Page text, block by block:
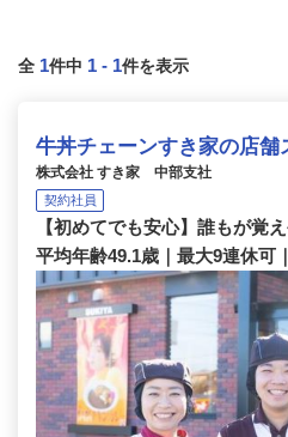
全 1件中 1 - 1件を表示
牛丼チェーンすき家の店舗
株式会社 すき家 中部支社
契約社員
【初めてでも安心】誰もが覚
平均年齢49.1歳｜最大9連休可